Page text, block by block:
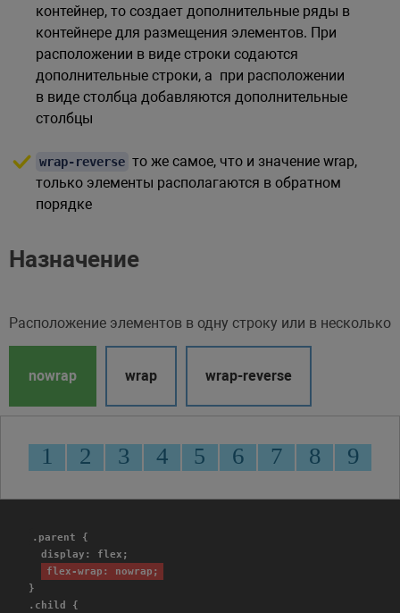
контейнер, то создает дополнительные ряды в
контейнере для размещения элементов. При
расположении в виде строки содаются
дополнительные строки, а при расположении
в виде столбца добавляются дополнительные
столбцы
wrap-reverse то же самое, что и значение wrap,
только элементы располагаются в обратном
порядке
Назначение
Расположение элементов в одну строку или в несколько
nowrap wrap wrap-reverse
.parent {
display: flex;
flex-wrap: nowrap;
}
.child {